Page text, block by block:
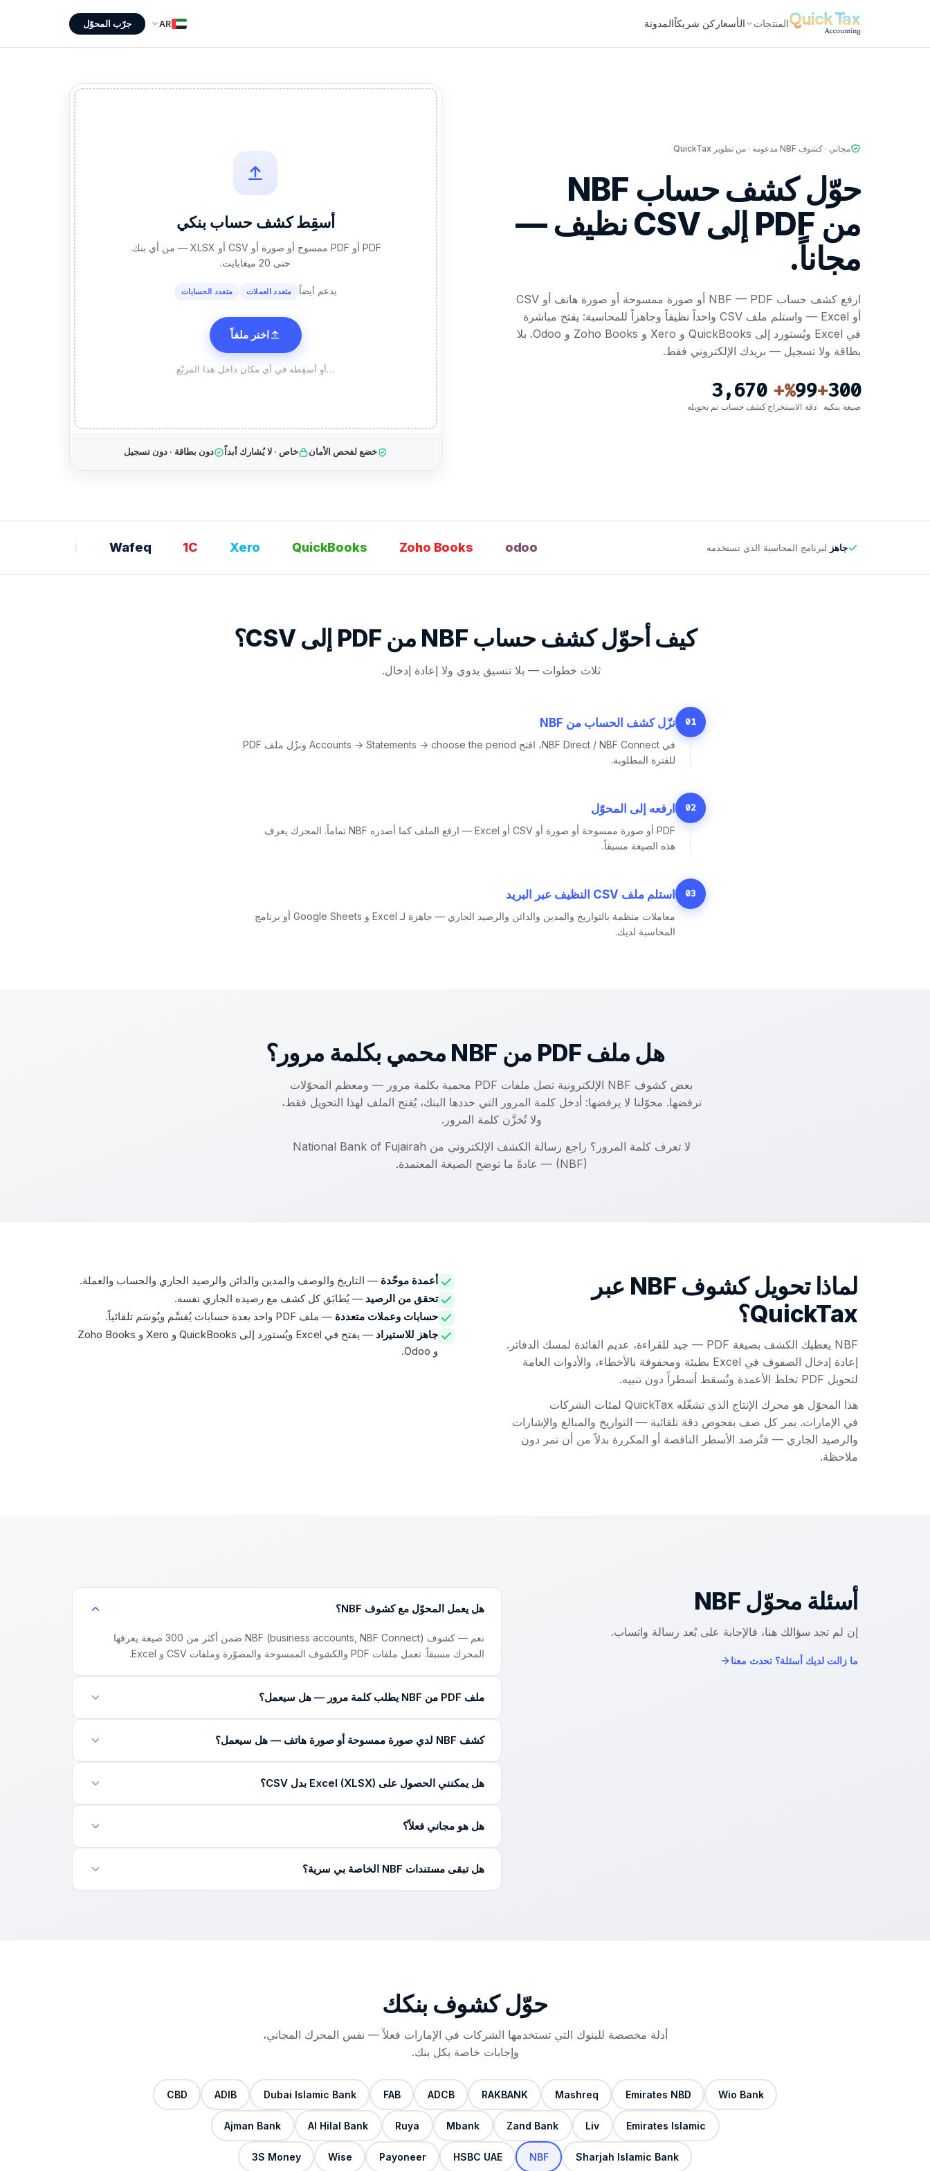
المنتجات الأسعار كن شريكاًالمدونة AR جرّب المحوّل
مجاني · كشوف NBF مدعومة · من تطوير QuickTax
حوّل كشف حساب NBF
من PDF إلى CSV نظيف —
مجاناً.
ارفع كشف حساب NBF — PDF أو صورة ممسوحة أو صورة هاتف أو CSV
أو Excel — واستلم ملف CSV واحداً نظيفاً وجاهزاً للمحاسبة: يفتح مباشرة
في Excel ويُستورد إلى QuickBooks و Xero و Zoho Books و Odoo. بلا
بطاقة ولا تسجيل — بريدك الإلكتروني فقط.
300
+
صيغة بنكية
99
%+
دقة الاستخراج
3,670
كشف حساب تم تحويله
أسقِط كشف حساب بنكي
PDF أو PDF ممسوح أو صورة أو CSV أو XLSX — من أي بنك.
حتى 20 ميغابايت.
يدعم أيضاً متعدد العملات متعدد الحسابات
اختر ملفاً
…أو أسقِطه في أي مكان داخل هذا المربّع
خضع لفحص الأمان خاص · لا يُشارك أبداً دون بطاقة · دون تسجيل
جاهز لبرنامج المحاسبة الذي تستخدمه odoo
Zoho Books
QuickBooks
Xero
Wafeq
كيف أحوّل كشف حساب NBF من PDF إلى CSV؟
ثلاث خطوات — بلا تنسيق يدوي ولا إعادة إدخال.
01 نزّل كشف الحساب من NBF
في NBF Direct / NBF Connect، افتح Accounts → Statements → choose the period ونزّل ملف PDF
للفترة المطلوبة.
02 ارفعه إلى المحوّل
PDF أو صورة ممسوحة أو صورة أو CSV أو Excel — ارفع الملف كما أصدره NBF تماماً. المحرك يعرف
هذه الصيغة مسبقاً.
03 استلم ملف CSV النظيف عبر البريد
معاملات منظمة بالتواريخ والمدين والدائن والرصيد الجاري — جاهزة لـ Excel و Google Sheets أو برنامج
المحاسبة لديك.
هل ملف PDF من NBF محمي بكلمة مرور؟
بعض كشوف NBF الإلكترونية تصل ملفات PDF محمية بكلمة مرور — ومعظم المحوّلات
ترفضها. محوّلنا لا يرفضها: أدخل كلمة المرور التي حددها البنك، يُفتح الملف لهذا التحويل فقط،
ولا تُخزَّن كلمة المرور.
لا تعرف كلمة المرور؟ راجع رسالة الكشف الإلكتروني من National Bank of Fujairah
(NBF) — عادةً ما توضح الصيغة المعتمدة.
لماذا تحويل كشوف NBF عبر
QuickTax؟
NBF يعطيك الكشف بصيغة PDF — جيد للقراءة، عديم الفائدة لمسك الدفاتر.
إعادة إدخال الصفوف في Excel بطيئة ومحفوفة بالأخطاء، والأدوات العامة
لتحويل PDF تخلط الأعمدة وتُسقط أسطراً دون تنبيه.
هذا المحوّل هو محرك الإنتاج الذي تشغّله QuickTax لمئات الشركات
في الإمارات. يمر كل صف بفحوص دقة تلقائية — التواريخ والمبالغ والإشارات
والرصيد الجاري — فتُرصد الأسطر الناقصة أو المكررة بدلاً من أن تمر دون
ملاحظة.
أعمدة موحّدة — التاريخ والوصف والمدين والدائن والرصيد الجاري والحساب والعملة.
تحقق من الرصيد — يُطابَق كل كشف مع رصيده الجاري نفسه.
حسابات وعملات متعددة — ملف PDF واحد بعدة حسابات يُقسَّم ويُوسَم تلقائياً.
جاهز للاستيراد
— يفتح في Excel ويُستورد إلى QuickBooks و Xero و Zoho Books
و Odoo.
أسئلة محوّل NBF
إن لم تجد سؤالك هنا، فالإجابة على بُعد رسالة واتساب.
ما زالت لديك أسئلة؟ تحدث معنا
هل يعمل المحوّل مع كشوف NBF؟
نعم — كشوف NBF (business accounts, NBF Connect) ضمن أكثر من 300 صيغة يعرفها
المحرك مسبقاً. تعمل ملفات PDF والكشوف الممسوحة والمصوّرة وملفات CSV و Excel.
ملف PDF من NBF يطلب كلمة مرور — هل سيعمل؟
المحوّل الملف لهذا التحويل فقط ولا يخزّنها.
كشف NBF لدي صورة ممسوحة أو صورة هاتف — هل سيعمل؟
الدقة صفاً بصف كما مع أي PDF رقمي.
هل يمكنني الحصول على Excel (XLSX) بدل CSV؟
بنقرة واحدة وتُستورد إلى QuickBooks و Xero و Zoho Books و Odoo. إن احتجت XLSX تحديداً
هل هو مجاني فعلاً؟
CSV النظيف إلى بريدك خلال دقائق.
هل تبقى مستندات NBF الخاصة بي سرية؟
حوّل كشوف بنكك
أدلة مخصصة للبنوك التي تستخدمها الشركات في الإمارات فعلاً — نفس المحرك المجاني،
وإجابات خاصة بكل بنك.
Wio Bank
Emirates NBD
Mashreq
RAKBANK
ADCB
FAB
Dubai Islamic Bank
ADIB
CBD
Emirates Islamic
Liv
Zand Bank
Mbank
Ruya
Al Hilal Bank
Ajman Bank
Sharjah Islamic Bank
NBF
HSBC UAE
Payoneer
Wise
3S Money